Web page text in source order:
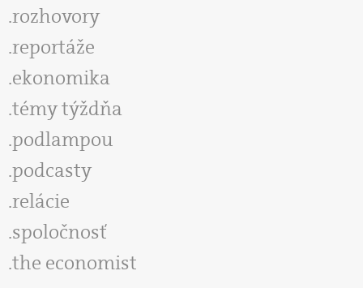
rozhovory
reportáže
ekonomika
témy týždňa
podlampou
podcasty
relácie
spoločnosť
the economist